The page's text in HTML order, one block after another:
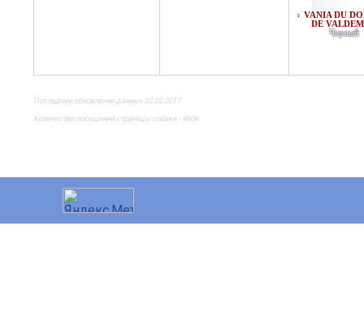
♀ VANIA DU
DE
Черный
Последнее обновление данных 02.02.2017
Количество посещений страницы собаки - 4606